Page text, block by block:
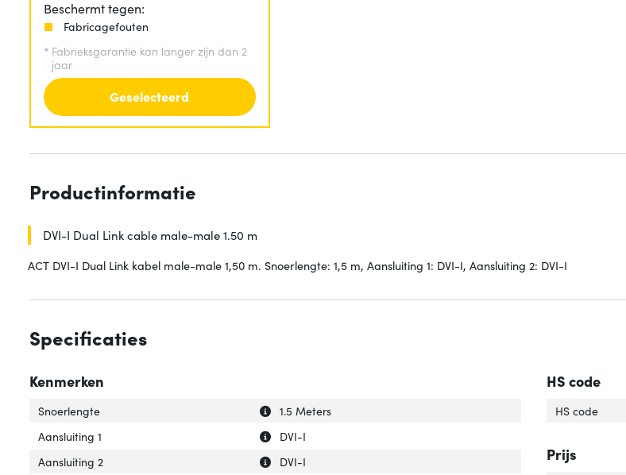
Beschermt tegen:
Fabricagefouten
* Fabrieksgarantie kan langer zijn dan 2
jaar
Geselecteerd
Productinformatie
DVI-I Dual Link cable male-male 1.50 m
ACT DVI-I Dual Link kabel male-male 1,50 m. Snoerlengte: 1,5 m, Aansluiting 1: DVI-I, Aansluiting 2: DVI-I
Specificaties
Kenmerken
Uitleg over 'Snoerlengte'
Verberg uitleg over 'Snoerlengte'
Snoerlengte
1.5 Meters
Uitleg over 'Aansluiting 1'
Verberg uitleg over 'Aansluiting 1'
Aansluiting 1
DVI-I
Uitleg over 'Aansluiting 2'
Verberg uitleg over 'Aansluiting 2'
Aansluiting 2
DVI-I
HS code
HS code
Prijs